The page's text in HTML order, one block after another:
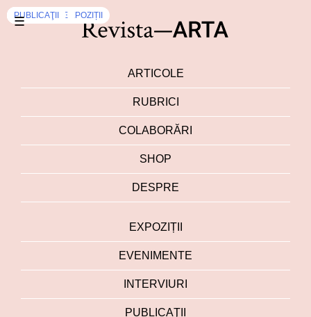
☰
ARTICOLE
RUBRICI
COLABORĂRI
SHOP
DESPRE
EXPOZIȚII
EVENIMENTE
INTERVIURI
PUBLICAŢII
EXPOZIȚII
EVENIMENTE
DEZBATERI
DEZBATERI EXPOZIȚII
EVENIMENTE
PUBLICAŢII